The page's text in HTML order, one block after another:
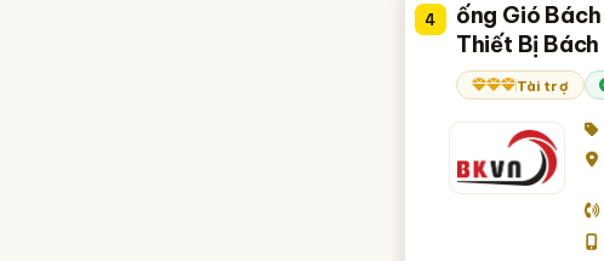
4
ống Gió
Thiết Bị
Tài trợ